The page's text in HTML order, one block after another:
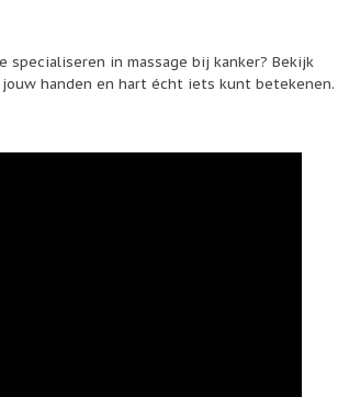
in massage bij kanker? Bekijk
handen en hart écht iets kunt betekenen.